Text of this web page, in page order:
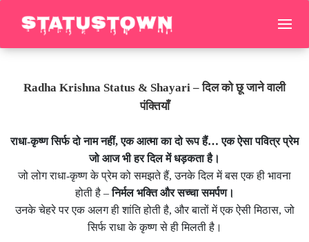
Radha Krishna Status & Shayari – दिल को छू जाने वाली
पंक्तियाँ
राधा-कृष्ण सिर्फ दो नाम नहीं, एक आत्मा का दो रूप हैं… एक ऐसा पवित्र प्रेम
जो आज भी हर दिल में धड़कता है।
जो लोग राधा-कृष्ण के प्रेम को समझते हैं, उनके दिल में बस एक ही भावना
होती है –निर्मल भक्ति और सच्चा समर्पण।
उनके चेहरे पर एक अलग ही शांति होती है, और बातों में एक ऐसी मिठास, जो
सिर्फ राधा के कृष्ण से ही मिलती है।